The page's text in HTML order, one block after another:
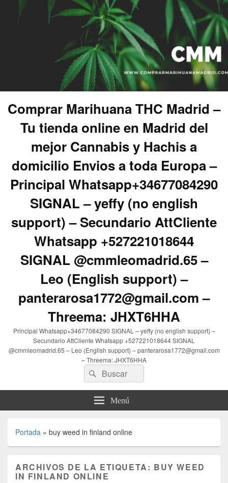
Comprar Marihuana THC Madrid –
Tu tienda online en Madrid del
mejor Cannabis y Hachis a
domicilio Envios a toda Europa –
Principal Whatsapp+34677084290
SIGNAL – yeffy (no english
support) – Secundario AttCliente
Whatsapp +527221018644
SIGNAL @cmmleomadrid.65 –
Leo (English support) –
panterarosa1772@gmail.com –
Threema: JHXT6HHA
Principal Whatsapp+34677084290 SIGNAL – yeffy (no english support) –
Secundario AttCliente Whatsapp +527221018644 SIGNAL
@cmmleomadrid.65 – Leo (English support) – panterarosa1772@gmail.com
– Threema: JHXT6HHA
Buscar
por:
Buscar
Menú
Portada » buy weed in finland online
ARCHIVOS DE LA ETIQUETA: BUY WEED
IN FINLAND ONLINE